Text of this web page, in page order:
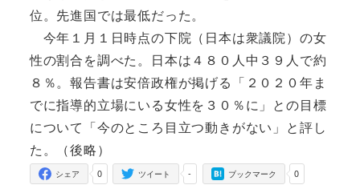
位。先進国では最低だった。
今年１月１日時点の下院（日本は衆議院）の女
性の割合を調べた。日本は４８０人中３９人で約
８％。報告書は安倍政権が掲げる「２０２０年ま
でに指導的立場にいる女性を３０％に」との目標
について「今のところ目立つ動きがない」と評し
た。（後略）
0
シェア -
ツイート 0
ブックマーク